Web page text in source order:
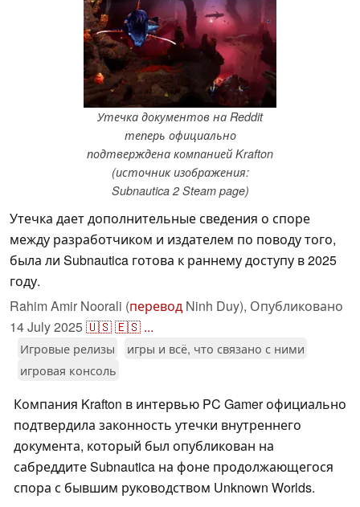
Утечка документов на Reddit
теперь официально
подтверждена компанией Krafton
(источник изображения:
Subnautica 2 Steam page)
Утечка дает дополнительные сведения о споре
между разработчиком и издателем по поводу того,
была ли Subnautica готова к раннему доступу в 2025
году.
Rahim Amir Noorali (перевод Ninh Duy), Опубликовано
14 July 2025🇺🇸🇪🇸 ...
Игровые релизы
игры и всё, что связано с ними
игровая консоль
Компания Krafton в интервью PC Gamer официально
подтвердила законность утечки внутреннего
документа, который был опубликован на
сабреддите Subnautica на фоне продолжающегося
спора с бывшим руководством Unknown Worlds.